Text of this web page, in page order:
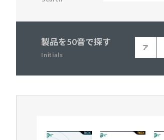
製品を50音で探す
Initials
ア